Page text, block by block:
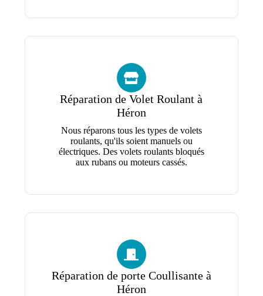
Réparation de Volet Roulant à
Héron
Nous réparons tous les types de volets
roulants, qu'ils soient manuels ou
électriques. Des volets roulants bloqués
aux rubans ou moteurs cassés.
Réparation de porte Coullisante à
Héron